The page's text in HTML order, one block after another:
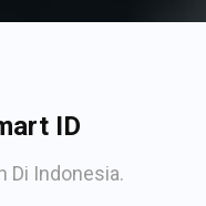
ID
Di Indonesia.